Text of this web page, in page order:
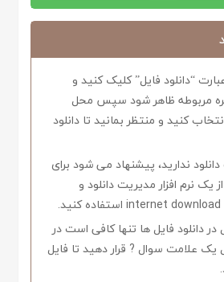
“دانلود فایل” کلیک کنید و
مربوطه ظاهر شود سپس محل
کنید و منتظر بمانید تا دانلود
دانلود ندارید، پیشنهاد می شود برای
یک نرم افزار مدیریت دانلود و
دانلود فایل ها تنها کافی است در
یک علامت سوال ? قرار دهید تا فایل